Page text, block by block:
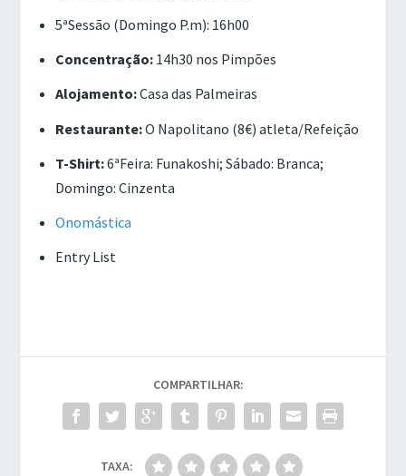
5ªSessão (Domingo P.m): 16h00
Concentração:14h30 nos Pimpões
Alojamento:Casa das Palmeiras
Restaurante:O Napolitano (8€) atleta/Refeição
T-Shirt:6ªFeira: Funakoshi; Sábado: Branca;
Domingo: Cinzenta
Onomástica
Entry List
COMPARTILHAR:
TAXA: